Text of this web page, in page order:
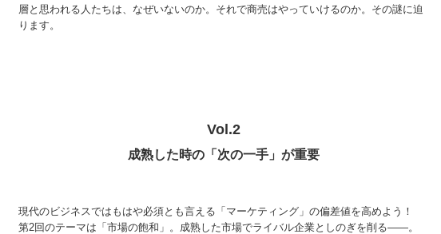
層と思われる人たちは、なぜいないのか。それで商売はやっていけるのか。その謎に迫
ります。
Vol.2
成熟した時の「次の一手」が重要
現代のビジネスではもはや必須とも言える「マーケティング」の偏差値を高めよう！
第2回のテーマは「市場の飽和」。成熟した市場でライバル企業としのぎを削る――。